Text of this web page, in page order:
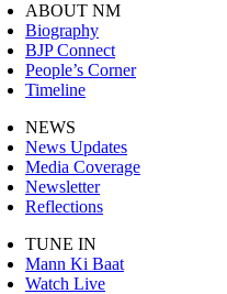
ABOUT NM
Biography
BJP Connect
People’s Corner
Timeline
NEWS
News Updates
Media Coverage
Newsletter
Reflections
TUNE IN
Mann Ki Baat
Watch Live